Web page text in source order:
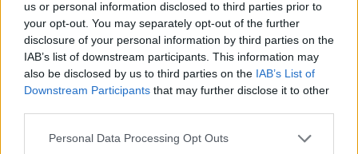
us or personal information disclosed to third parties prior to
your opt-out. You may separately opt-out of the further
disclosure of your personal information by third parties on the
IAB’s list of downstream participants. This information may
also be disclosed by us to third parties on the IAB’s List of
Downstream Participants that may further disclose it to other
Personal Data Processing Opt Outs
versus revelația etapei 1 la SuperMondial